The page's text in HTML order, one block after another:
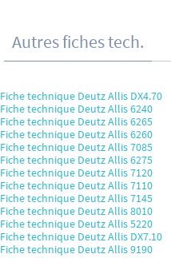
Autres fiches tech.
Fiche technique Deutz Allis DX4.70
Fiche technique Deutz Allis 6240
Fiche technique Deutz Allis 6265
Fiche technique Deutz Allis 6260
Fiche technique Deutz Allis 7085
Fiche technique Deutz Allis 6275
Fiche technique Deutz Allis 7120
Fiche technique Deutz Allis 7110
Fiche technique Deutz Allis 7145
Fiche technique Deutz Allis 8010
Fiche technique Deutz Allis 5220
Fiche technique Deutz Allis DX7.10
Fiche technique Deutz Allis 9190